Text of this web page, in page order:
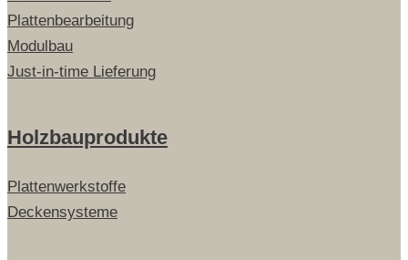
Plattenbearbeitung
Modulbau
Just-in-time Lieferung
Holzbauprodukte
Plattenwerkstoffe
Deckensysteme